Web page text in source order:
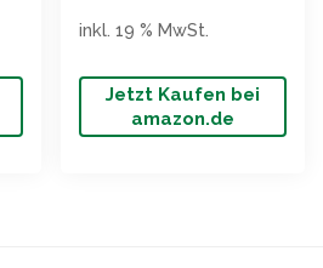
Jetzt Kaufen bei
amazon.de
inkl. 19 % MwSt.